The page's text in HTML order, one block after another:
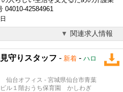
04010-42584961
関連求人情報
守りスタッフ - 新着 - ハロ
台オフィス - 宮城県仙台市青葉
ル１階おうち保育園 かしわぎ